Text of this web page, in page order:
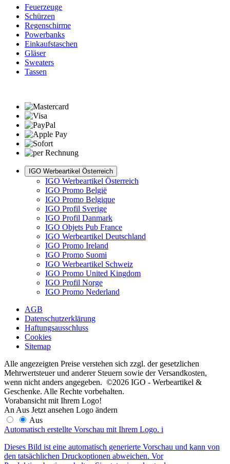
Feuerzeuge
Schürzen
Regenschirme
Powerbanks
Einkaufstaschen
Gläser
Sweaters
Tassen
IGO Werbeartikel Österreich
IGO Werbeartikel Österreich
IGO Promo België
IGO Promo Belgique
IGO Profil Sverige
IGO Profil Danmark
IGO Objets Pub France
IGO Werbeartikel Deutschland
IGO Promo Ireland
IGO Promo Suomi
IGO Werbeartikel Schweiz
IGO Promo United Kingdom
IGO Profil Norge
IGO Promo Nederland
AGB
Datenschutzerklärung
Haftungsausschluss
Cookies
Sitemap
Alle angezeigten Preise verstehen sich zzgl. der gesetzlichen
Mehrwertsteuer und anderer Steuern sowie der Versandkosten,
wenn nicht anders angegeben. ©2026 IGO - Werbeartikel &
Geschenke. Alle Rechte vorbehalten.
Vorabansicht mit Ihrem Logo!
An Aus Jetzt ansehen Logo ändern
Aus
Automatisch erstellte Vorschau mit Ihrem Logo. i
Dieses Bild ist eine automatisch generierte Vorschau und kann von
den tatsächlichen Druckoptionen abweichen. Vor